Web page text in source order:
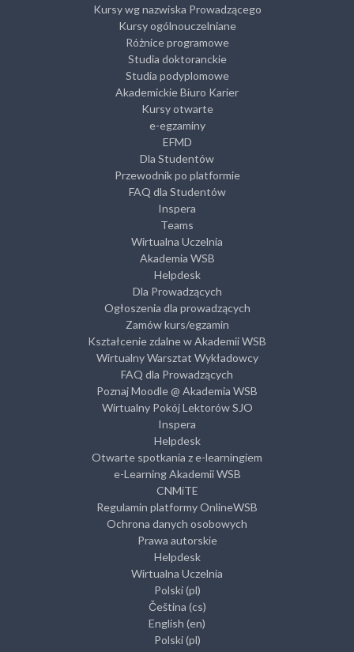
Kursy wg nazwiska Prowadzącego
Kursy ogólnouczelniane
Różnice programowe
Studia doktoranckie
Studia podyplomowe
Akademickie Biuro Karier
Kursy otwarte
e-egzaminy
EFMD
Dla Studentów
Przewodnik po platformie
FAQ dla Studentów
Inspera
Teams
Wirtualna Uczelnia
Akademia WSB
Helpdesk
Dla Prowadzących
Ogłoszenia dla prowadzących
Zamów kurs/egzamin
Kształcenie zdalne w Akademii WSB
Wirtualny Warsztat Wykładowcy
FAQ dla Prowadzących
Poznaj Moodle @ Akademia WSB
Wirtualny Pokój Lektorów SJO
Inspera
Helpdesk
Otwarte spotkania z e-learningiem
e-Learning Akademii WSB
CNMiTE
Regulamin platformy OnlineWSB
Ochrona danych osobowych
Prawa autorskie
Helpdesk
Wirtualna Uczelnia
Polski ‎(pl)‎
Čeština ‎(cs)‎
English ‎(en)‎
Polski ‎(pl)‎